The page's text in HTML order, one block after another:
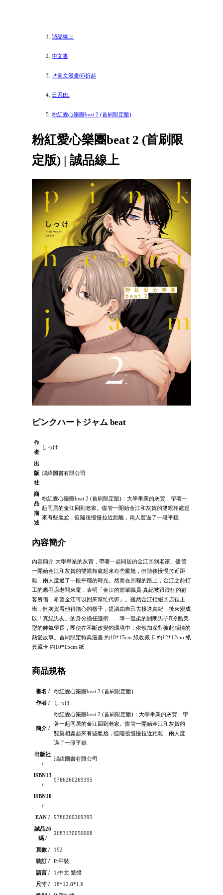
誠品線上
中文書
📌圖文漫畫85折起
日系BL
粉紅愛心樂團beat 2 (首刷限定版)
粉紅愛心樂團beat 2 (首刷限
定版) | 誠品線上
ピンクハートジャム beat
作
者
しっけ
出
版
社
鴻緯圖書有限公司
商
品
描
述
粉紅愛心樂團beat 2 (首刷限定版)：大學畢業的灰賀，帶著一
起同居的金江回到老家。儘管一開始金江和灰賀的雙親相處起
來有些尷尬，但隨後慢慢拉近距離，兩人度過了一段平穩
內容簡介
內容簡介 大學畢業的灰賀，帶著一起同居的金江回到老家。儘管
一開始金江和灰賀的雙親相處起來有些尷尬，但隨後慢慢拉近距
離，兩人度過了一段平穩的時光。然而在回程的路上，金江之前打
工的應召店老闆來電，表明「金江的前輩職員‧真紀被跟蹤狂的顧
客所傷，希望金江可以回來幫忙代班」。雖然金江拒絕回店裡上
班，但灰賀看他很擔心的樣子，提議由自己去接送真紀，後來變成
以「真紀男友」的身分擔任護衛……專一溫柔的開朗男子冷酷美
型的帥氣學長，即使在不斷改變的環境中，依然加深對彼此感情的
熱愛故事。首刷限定特典漫畫 約10*15cm 紙收藏卡 約12*12cm 紙
典藏卡 約10*15cm 紙
商品規格
書名 /
粉紅愛心樂團beat 2 (首刷限定版)
作者 /
しっけ
簡介 /
粉紅愛心樂團beat 2 (首刷限定版)：大學畢業的灰賀，帶
著一起同居的金江回到老家。儘管一開始金江和灰賀的
雙親相處起來有些尷尬，但隨後慢慢拉近距離，兩人度
過了一段平穩
出版社
/
鴻緯圖書有限公司
ISBN13
/
9786260269395
ISBN10
/
EAN /
9786260269395
誠品26
碼 /
2683130050008
頁數 /
192
裝訂 /
P:平裝
語言 /
1:中文 繁體
尺寸 /
18*12.8*1.6